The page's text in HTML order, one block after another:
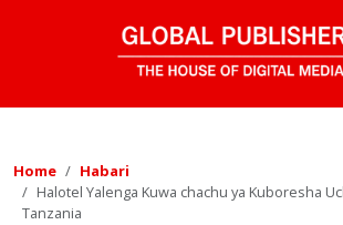
Home
Habari
Halotel Yalenga Kuwa chachu ya Kuboresha
Tanzania